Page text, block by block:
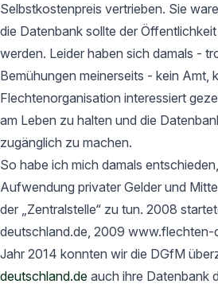
Selbstkostenpreis vertrieben. Sie
die Datenbank sollte der
werden. Leider haben sich damals -
Bemühungen meinerseits - kein Amt,
Flechtenorganisation interessiert
am Leben zu halten und die
zugänglich zu machen.
So habe ich mich damals
Aufwendung privater Gelder und
der „Zentralstelle“ zu tun. 2008
deutschland.de, 2009 www.flechten-
Jahr 2014 konnten wir die DGfM
deutschland.de auch ihre Datenbank